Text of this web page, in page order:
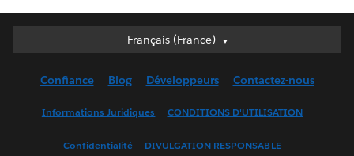
Français (France)
Français (France)
English (UK)
Français (Canada)
Confiance Blog Développeurs Contactez-nous
Informations Juridiques CONDITIONS D'UTILISATION
Confidentialité DIVULGATION RESPONSABLE